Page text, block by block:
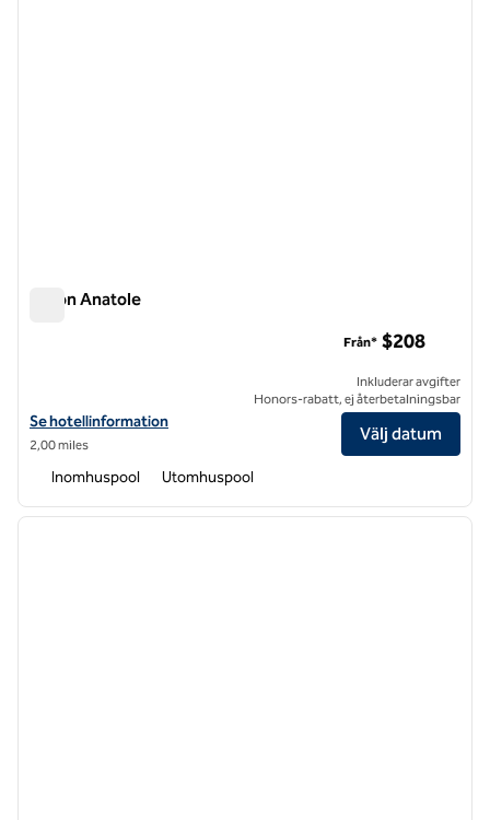
Hilton Anatole
Visa hotelluppgifter för Hilton Anatole
Se hotellinformation
2,00 miles
Från* $208
Inkluderar avgifter
Honors-rabatt, ej återbetalningsbar
Välj datum
Inomhuspool Utomhuspool
1 av 12
nästa